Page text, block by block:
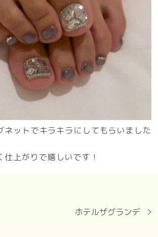
ネットでキラキラにしてもらいました
仕上がりで嬉しいです！
ホテルザグランデ